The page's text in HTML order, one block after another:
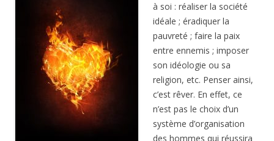
à soi : réaliser la société
idéale ; éradiquer la
pauvreté ; faire la paix
entre ennemis ; imposer
son idéologie ou sa
religion, etc. Penser ainsi,
c’est rêver. En effet, ce
n’est pas le choix d’un
système d’organisation
des hommes qui réussira